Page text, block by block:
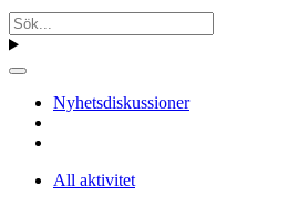
Nyhetsdiskussioner
All aktivitet